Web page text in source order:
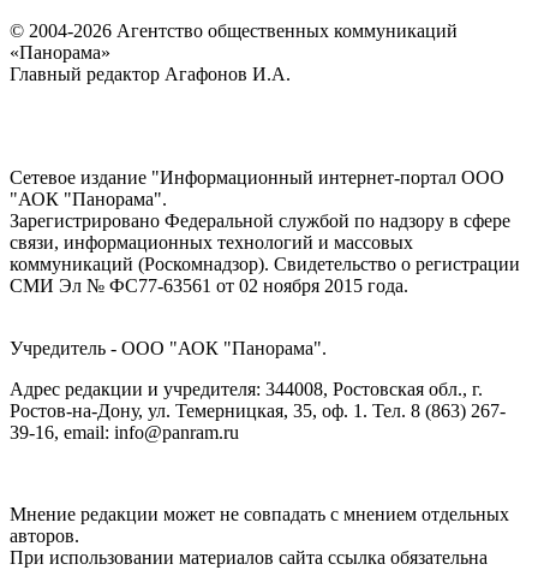
© 2004-2026 Агентство общественных коммуникаций
«Панорама»
Главный редактор Агафонов И.А.
Сетевое издание "Информационный интернет-портал ООО
"АОК "Панорама".
Зарегистрировано Федеральной службой по надзору в сфере
связи, информационных технологий и массовых
коммуникаций (Роскомнадзор). Cвидетельство о регистрации
СМИ Эл № ФС77-63561 от 02 ноября 2015 года.
Учредитель - ООО "АОК "Панорама".
Адрес редакции и учредителя: 344008, Ростовская обл., г.
Ростов-на-Дону, ул. Темерницкая, 35, оф. 1. Тел. 8 (863) 267-
39-16, email: info@panram.ru
Мнение редакции может не совпадать с мнением отдельных
авторов.
При использовании материалов сайта ссылка обязательна